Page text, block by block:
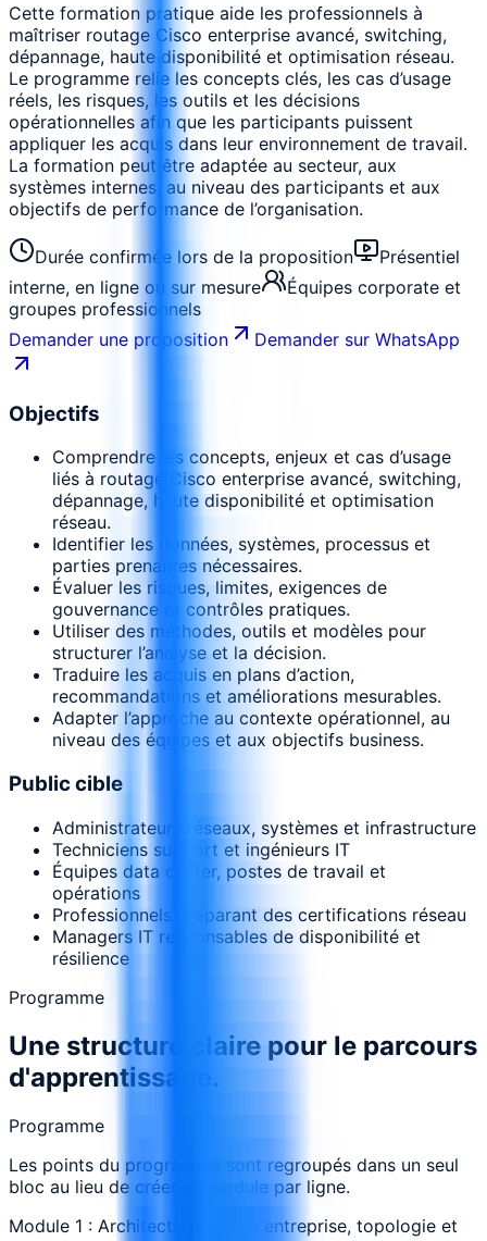
Cette formation pratique aide les professionnels à
maîtriser routage Cisco enterprise avancé, switching,
dépannage, haute disponibilité et optimisation réseau.
Le programme relie les concepts clés, les cas d’usage
réels, les risques, les outils et les décisions
opérationnelles afin que les participants puissent
appliquer les acquis dans leur environnement de travail.
La formation peut être adaptée au secteur, aux
systèmes internes, au niveau des participants et aux
objectifs de performance de l’organisation.
Durée confirmée lors de la proposition
Présentiel
interne, en ligne ou sur mesure
Équipes corporate et
groupes professionnels
Demander une proposition
Demander sur WhatsApp
Objectifs
Comprendre les concepts, enjeux et cas d’usage
liés à routage Cisco enterprise avancé, switching,
dépannage, haute disponibilité et optimisation
réseau.
Identifier les données, systèmes, processus et
parties prenantes nécessaires.
Évaluer les risques, limites, exigences de
gouvernance et contrôles pratiques.
Utiliser des méthodes, outils et modèles pour
structurer l’analyse et la décision.
Traduire les acquis en plans d’action,
recommandations et améliorations mesurables.
Adapter l’approche au contexte opérationnel, au
niveau des équipes et aux objectifs business.
Public cible
Administrateurs réseaux, systèmes et infrastructure
Techniciens support et ingénieurs IT
Équipes data center, postes de travail et
opérations
Professionnels préparant des certifications réseau
Managers IT responsables de disponibilité et
résilience
Programme
Une structure claire pour le parcours
d'apprentissage.
Programme
Les points du programme sont regroupés dans un seul
bloc au lieu de créer un module par ligne.
Module 1 : Architecture réseau entreprise, topologie et